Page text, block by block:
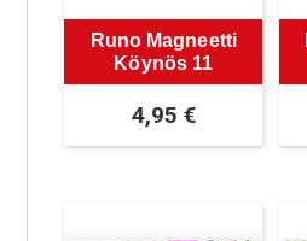
Runo Magneetti
Köynös 11
4,95 €